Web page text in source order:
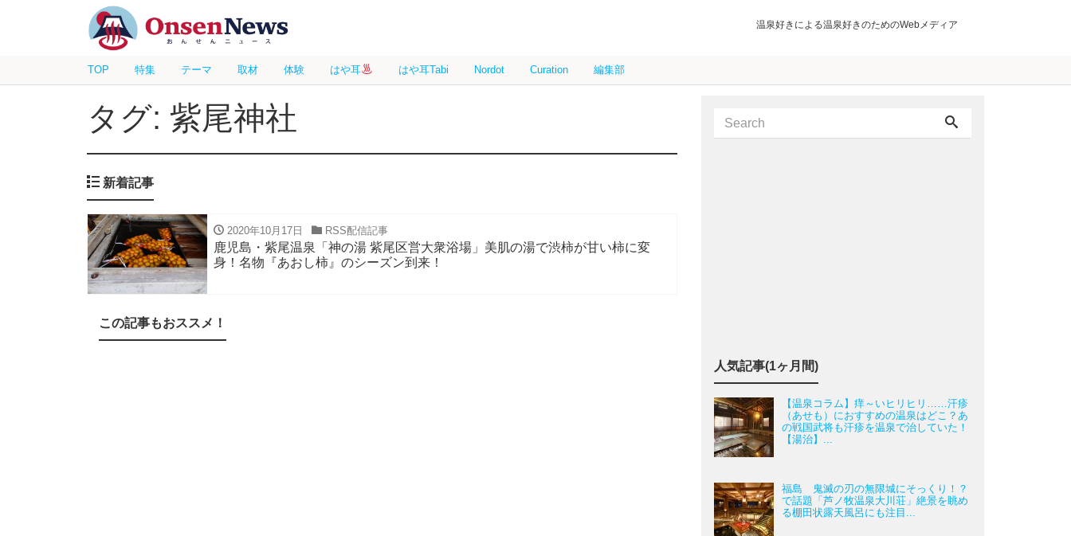
温泉好きによる温泉好きのためのWebメディア
TOP 特集 テーマ 取材 体験 はや耳 はや耳Tabi Nordot Curation 編集部
タグ: 紫尾神社
新着記事
2020年10月17日 RSS配信記事
鹿児島・紫尾温泉「神の湯 紫尾区営大衆浴場」美肌の湯で渋柿が甘い柿に変
身！名物『あおし柿』のシーズン到来！
この記事もおススメ！
人気記事(1ヶ月間)
【温泉コラム】痒～いヒリヒリ……汗疹
（あせも）におすすめの温泉はどこ？あ
の戦国武将も汗疹を温泉で治していた！
【湯治】...
福島 鬼滅の刃の無限城にそっくり！？
で話題「芦ノ牧温泉大川荘」絶景を眺め
る棚田状露天風呂にも注目...